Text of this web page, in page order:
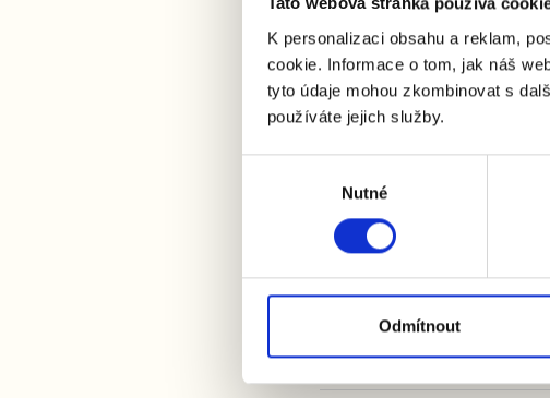
K personalizaci obsahu a reklam,
cookie. Informace o tom, jak náš
tyto údaje mohou zkombinovat s
používáte jejich služby.
Nutné
Odmítnout
_hjIncludedInP
ageviewSampl
e
Hotjar
_hjIncludedInS
Hotjar
_hjRecordingE
Hotjar